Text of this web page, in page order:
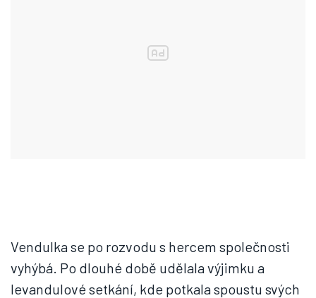
Vendulka se po rozvodu s hercem společnosti
vyhýbá. Po dlouhé době udělala výjimku a
levandulové setkání, kde potkala spoustu svých